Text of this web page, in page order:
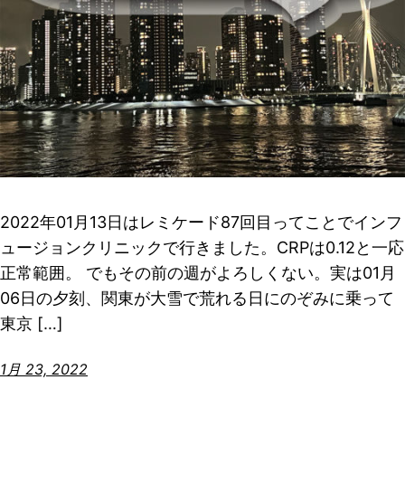
2022年01月13日はレミケード87回目ってことでインフ
ュージョンクリニックで行きました。CRPは0.12と一応
正常範囲。 でもその前の週がよろしくない。実は01月
06日の夕刻、関東が大雪で荒れる日にのぞみに乗って
東京 […]
1月 23, 2022